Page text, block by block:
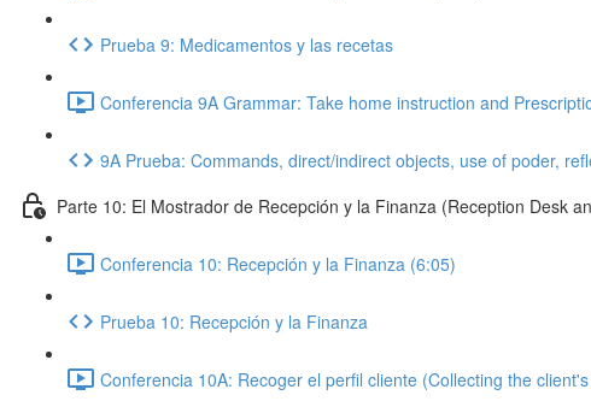
Prueba 9: Medicamentos y las recetas
Conferencia 9A Grammar: Take home instruction and
9A Prueba: Commands, direct/indirect objects, use of poder,
Parte 10: El Mostrador de Recepción y la Finanza (Reception Desk
Conferencia 10: Recepción y la Finanza (6:05)
Prueba 10: Recepción y la Finanza
Conferencia 10A: Recoger el perfil cliente (Collecting the